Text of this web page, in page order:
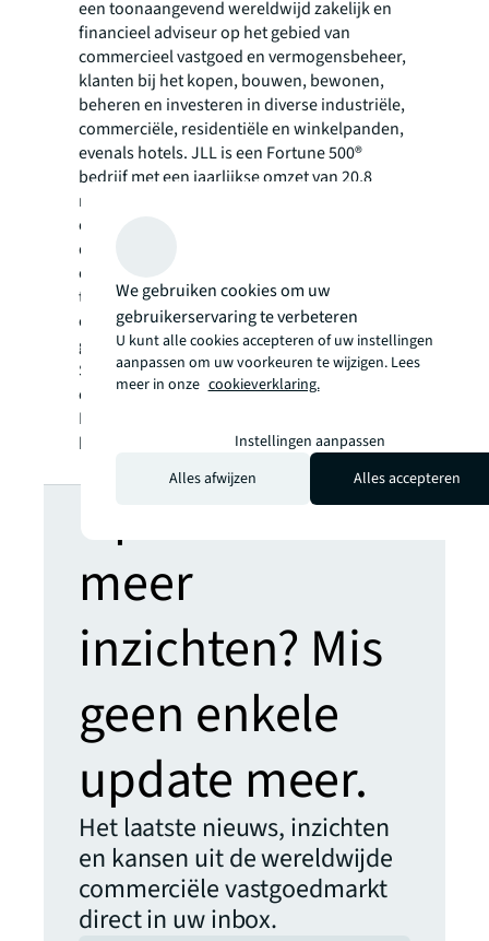
een toonaangevend wereldwijd zakelijk en
financieel adviseur op het gebied van
commercieel vastgoed en vermogensbeheer,
klanten bij het kopen, bouwen, bewonen,
beheren en investeren in diverse industriële,
commerciële, residentiële en winkelpanden,
evenals hotels. JLL is een Fortune 500®
bedrijf met een jaarlijkse omzet van 20,8
miljard, activiteiten in meer dan 80 landen en
een wereldwijd personeelsbestand van meer
dan 106.000 medewerkers. Gedreven door
ons doel om de toekomst van vastgoed vorm
te geven voor een betere wereld, helpen we
onze klanten, medewerkers en
gemeenschappen een betere weg te kiezen,
SEE A BRIGHTER WAYSM. JLL is de merknaam
en een geregistreerd merk van Jones Lang
LaSalle Incorporated. Voor meer informatie
kijk op onze website
jll.com .
Op zoek naar
meer
inzichten? Mis
geen enkele
update meer.
Het laatste nieuws, inzichten
en kansen uit de wereldwijde
commerciële vastgoedmarkt
direct in uw inbox.
We gebruiken cookies om uw
gebruikerservaring te verbeteren
U kunt alle cookies accepteren of uw instellingen
aanpassen om uw voorkeuren te wijzigen. Lees
meer in onze cookieverklaring.
Instellingen aanpassen
Alles afwijzen
Alles accepteren